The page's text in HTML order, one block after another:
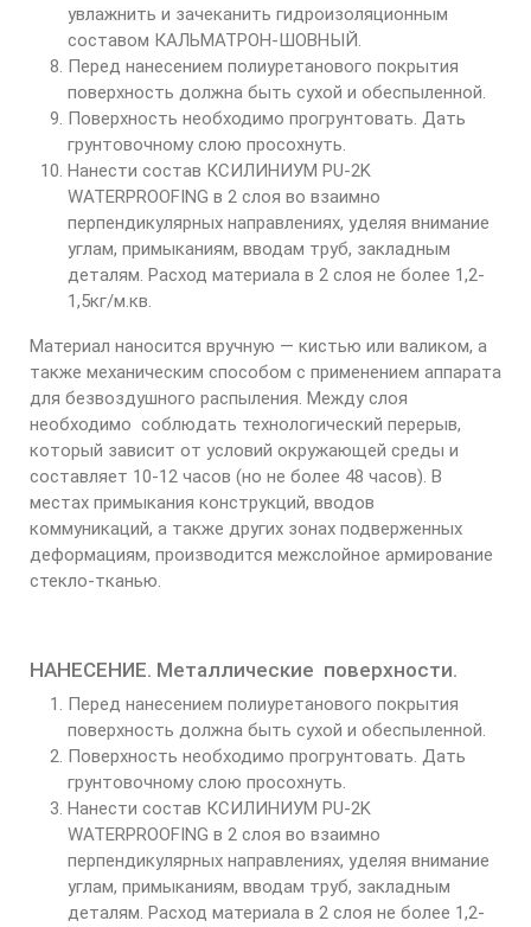
увлажнить и зачеканить гидроизоляционным
составом КАЛЬМАТРОН-ШОВНЫЙ.
Перед нанесением полиуретанового покрытия
поверхность должна быть сухой и обеспыленной.
Поверхность необходимо прогрунтовать. Дать
грунтовочному слою просохнуть.
Нанести состав КСИЛИНИУМ PU-2K
WATERPROOFING в 2 слоя во взаимно
перпендикулярных направлениях, уделяя внимание
углам, примыканиям, вводам труб, закладным
деталям. Расход материала в 2 слоя не более 1,2-
1,5кг/м.кв.
Материал наносится вручную — кистью или валиком, а
также механическим способом с применением аппарата
для безвоздушного распыления. Между слоя
необходимо соблюдать технологический перерыв,
который зависит от условий окружающей среды и
составляет 10-12 часов (но не более 48 часов). В
местах примыкания конструкций, вводов
коммуникаций, а также других зонах подверженных
деформациям, производится межслойное армирование
стекло-тканью.
НАНЕСЕНИЕ. Металлические поверхности.
Перед нанесением полиуретанового покрытия
поверхность должна быть сухой и обеспыленной.
Поверхность необходимо прогрунтовать. Дать
грунтовочному слою просохнуть.
Нанести состав КСИЛИНИУМ PU-2K
WATERPROOFING в 2 слоя во взаимно
перпендикулярных направлениях, уделяя внимание
углам, примыканиям, вводам труб, закладным
деталям. Расход материала в 2 слоя не более 1,2-